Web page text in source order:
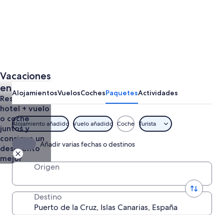
Vacaciones
en Puerto
de la Cruz
Reserva
hotel + vuelo
o coche
juntos y
consigue un
descuento
mejor
AlojamientosVuelosCochesPaquetesActividades
Alojamiento añadido Vuelo añadido Coche Turista
Añadir varias fechas o destinos
Origen
Destino